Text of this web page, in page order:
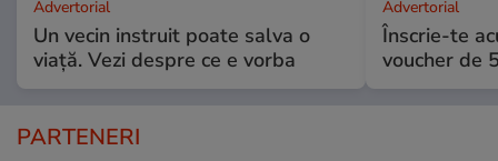
Advertorial
Un vecin instruit poate salva o
viață. Vezi despre ce e vorba
Advertorial
Înscrie-te
voucher de
PARTENERI